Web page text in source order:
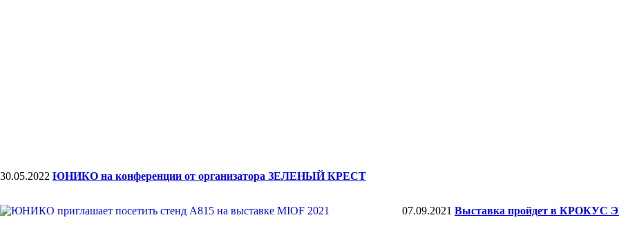
30.05.2022 ЮНИКО на конференции от организатора ЗЕЛЕНЫЙ КРЕСТ
07.09.2021 Выставка пройдет в КРОКУС